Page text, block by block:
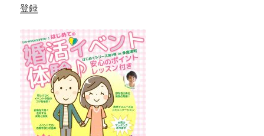
登録